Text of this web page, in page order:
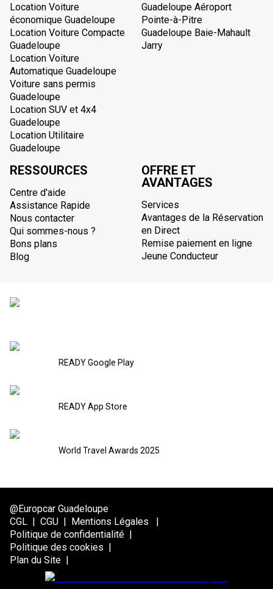
Location Voiture
économique Guadeloupe
Location Voiture Compacte
Guadeloupe
Location Voiture
Automatique Guadeloupe
Voiture sans permis
Guadeloupe
Location SUV et 4x4
Guadeloupe
Location Utilitaire
Guadeloupe
Guadeloupe Aéroport
Pointe-à-Pitre
Guadeloupe Baie-Mahault
Jarry
RESSOURCES
Centre d'aide
Assistance Rapide
Nous contacter
Qui sommes-nous ?
Bons plans
Blog
OFFRE ET
AVANTAGES
Services
Avantages de la Réservation
en Direct
Remise paiement en ligne
Jeune Conducteur
READY Google Play
READY App Store
World Travel Awards 2025
@Europcar Guadeloupe
CGL | CGU | Mentions Légales
|
Politique de confidentialité |
Politique des cookies |
Plan du Site |